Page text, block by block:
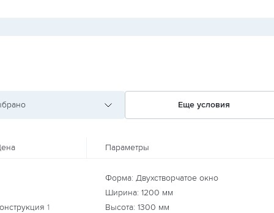
Еще условия
Параметры
1
Форма: Двухстворчатое окно
Ширина: 1200 мм
Высота: 1300 мм